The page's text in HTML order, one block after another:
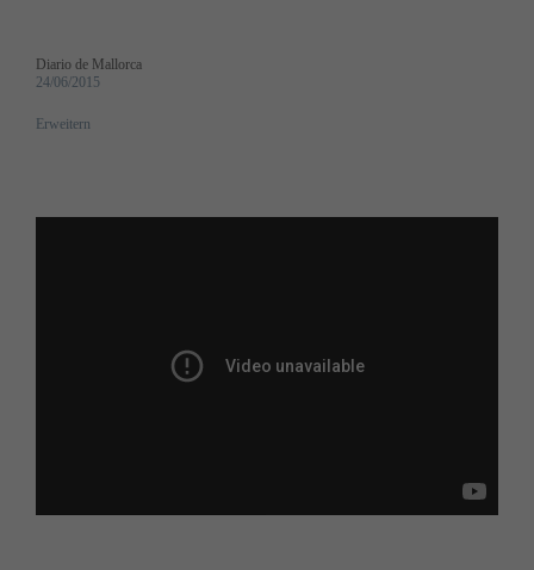
Diario de Mallorca
24/06/2015
Erweitern